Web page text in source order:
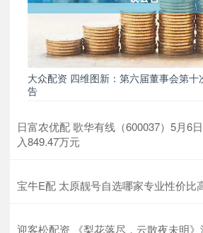
大众配资 四维图新：第六届董事会第十
告
日富农优配 歌华有线（600037）5月6
入849.47万元
宝牛E配 太原靓号自选哪家专业性价比
迎客松配资 《梨花落尽，云散夜未明